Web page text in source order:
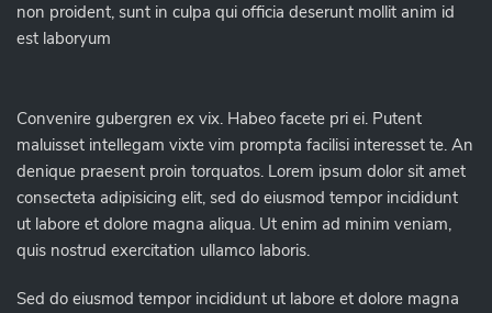
non proident, sunt in culpa qui officia deserunt mollit anim id
est laboryum
Convenire gubergren ex vix. Habeo facete pri ei. Putent
maluisset intellegam vixte vim prompta facilisi interesset te. An
denique praesent proin torquatos. Lorem ipsum dolor sit amet
consecteta adipisicing elit, sed do eiusmod tempor incididunt
ut labore et dolore magna aliqua. Ut enim ad minim veniam,
quis nostrud exercitation ullamco laboris.
Sed do eiusmod tempor incididunt ut labore et dolore magna